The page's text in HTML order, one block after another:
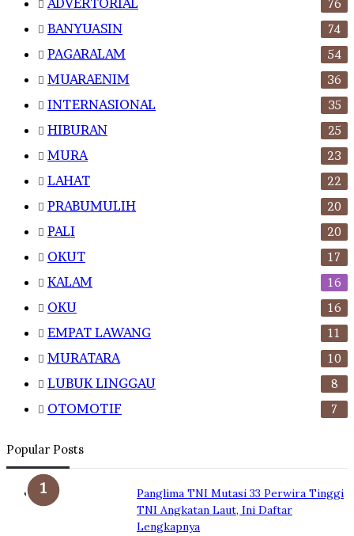
76
BANYUASIN 74
PAGARALAM 54
MUARAENIM 36
INTERNASIONAL 35
HIBURAN 25
MURA 23
LAHAT 22
PRABUMULIH 20
PALI 20
OKUT 17
KALAM 16
OKU 16
EMPAT LAWANG 11
MURATARA 10
LUBUK LINGGAU 8
OTOMOTIF 7
Popular Posts
Panglima TNI Mutasi 33 Perwira Tinggi
TNI Angkatan Laut, Ini Daftar
Lengkapnya